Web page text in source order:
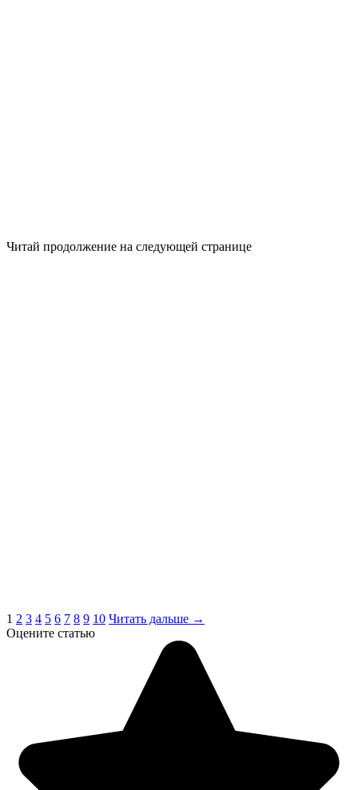
Читай продолжение на следующей странице
1 2 3 4 5 6 7 8 9 10 Читать дальше →
Оцените статью